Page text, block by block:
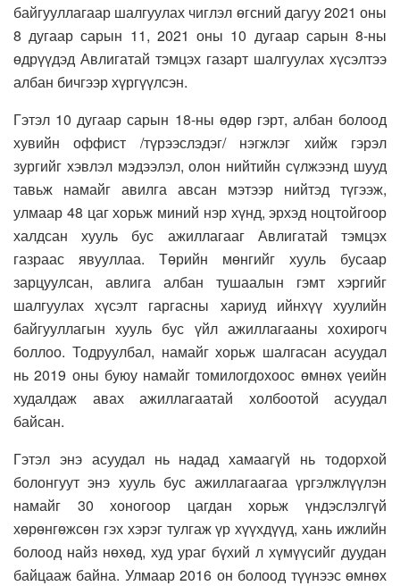
байгууллагаар шалгуулах чиглэл өгсний дагуу 2021 оны
8 дугаар сарын 11, 2021 оны 10 дугаар сарын 8-ны
өдрүүдэд Авлигатай тэмцэх газарт шалгуулах хүсэлтээ
албан бичгээр хүргүүлсэн.
Гэтэл 10 дугаар сарын 18-ны өдөр гэрт, албан болоод
хувийн оффист /түрээслэдэг/ нэгжлэг хийж гэрэл
зургийг хэвлэл мэдээлэл, олон нийтийн сүлжээнд шууд
тавьж намайг авилга авсан мэтээр нийтэд түгээж,
улмаар 48 цаг хорьж миний нэр хүнд, эрхэд ноцтойгоор
халдсан хууль бус ажиллагааг Авлигатай тэмцэх
газраас явууллаа. Төрийн мөнгийг хууль бусаар
зарцуулсан, авлига албан тушаалын гэмт хэргийг
шалгуулах хүсэлт гаргасны хариуд ийнхүү хуулийн
байгууллагын хууль бус үйл ажиллагааны хохирогч
боллоо. Тодруулбал, намайг хорьж шалгасан асуудал
нь 2019 оны буюу намайг томилогдохоос өмнөх үеийн
худалдаж авах ажиллагаатай холбоотой асуудал
байсан.
Гэтэл энэ асуудал нь надад хамаагүй нь тодорхой
болонгуут энэ хууль бус ажиллагаагаа үргэлжлүүлэн
намайг 30 хоногоор цагдан хорьж үндэслэлгүй
хөрөнгөжсөн гэх хэрэг тулгаж үр хүүхдүүд, хань ижлийн
болоод найз нөхөд, худ ураг бүхий л хүмүүсийг дуудан
байцааж байна. Улмаар 2016 он болоод түүнээс өмнөх